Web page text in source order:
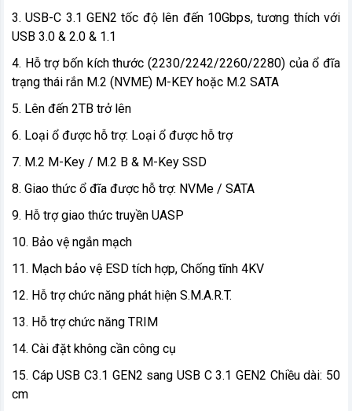
3. USB-C 3.1 GEN2 tốc độ lên đến 10Gbps, tương thích với
USB 3.0 & 2.0 & 1.1
4. Hỗ trợ bốn kích thước (2230/2242/2260/2280) của ổ đĩa
trạng thái rắn M.2 (NVME) M-KEY hoặc M.2 SATA
5. Lên đến 2TB trở lên
6. Loại ổ được hỗ trợ: Loại ổ được hỗ trợ
7. M.2 M-Key / M.2 B & M-Key SSD
8. Giao thức ổ đĩa được hỗ trợ: NVMe / SATA
9. Hỗ trợ giao thức truyền UASP
10. Bảo vệ ngắn mạch
11. Mạch bảo vệ ESD tích hợp, Chống tĩnh 4KV
12. Hỗ trợ chức năng phát hiện S.M.A.R.T.
13. Hỗ trợ chức năng TRIM
14. Cài đặt không cần công cụ
15. Cáp USB C3.1 GEN2 sang USB C 3.1 GEN2 Chiều dài: 50
cm